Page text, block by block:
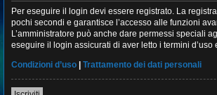
Per eseguire il login devi essere registrato. La
pochi secondi e garantisce l’accesso alle funzioni
L’amministratore può anche dare permessi speciali
eseguire il login assicurati di aver letto i termini d’uso
Condizioni d’uso | Trattamento dei dati personali